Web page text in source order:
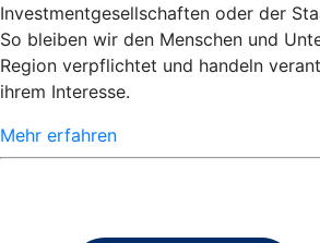
Investmentgesellschaften oder der
So bleiben wir den Menschen und
Region verpflichtet und handeln
ihrem Interesse.
Mehr erfahren